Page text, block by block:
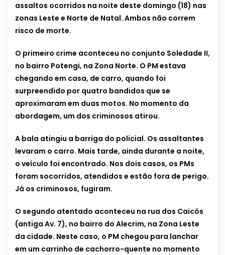
assaltos ocorridos na noite deste domingo (18) nas
zonas Leste e Norte de Natal. Ambos não correm
risco de morte.
O primeiro crime aconteceu no conjunto Soledade II,
no bairro Potengi, na Zona Norte. O PM estava
chegando em casa, de carro, quando foi
surpreendido por quatro bandidos que se
aproximaram em duas motos. No momento da
abordagem, um dos criminosos atirou.
A bala atingiu a barriga do policial. Os assaltantes
levaram o carro. Mais tarde, ainda durante a noite,
o veículo foi encontrado. Nos dois casos, os PMs
foram socorridos, atendidos e estão fora de perigo.
Já os criminosos, fugiram.
O segundo atentado aconteceu na rua dos Caicós
(antiga Av. 7), no bairro do Alecrim, na Zona Leste
da cidade. Neste caso, o PM chegou para lanchar
em um carrinho de cachorro-quente no momento